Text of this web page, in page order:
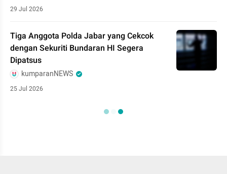
29 Jul 2026
Tiga Anggota Polda Jabar yang Cekcok
dengan Sekuriti Bundaran HI Segera
Dipatsus
kumparanNEWS
25 Jul 2026